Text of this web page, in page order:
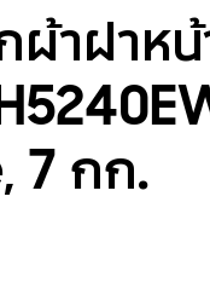
ผ้าฝาหน้
7 กก.